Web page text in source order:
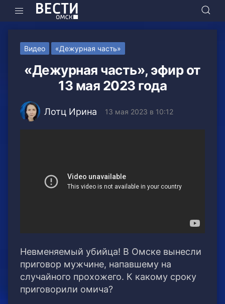
Видео «Дежурная часть»
«Дежурная часть», эфир от
13 мая 2023 года
Лотц Ирина 13 мая 2023 в 10:12
Невменяемый убийца! В Омске вынесли
приговор мужчине, напавшему на
случайного прохожего. К какому сроку
приговорили омича?